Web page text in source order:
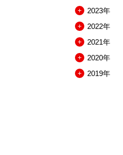
ー
を
開
閉
ー
を
開
閉
メ
ー
を
開
2023年
メ
ー
を
2022年
メ
ー
2021年
メ
2020年
メ
2019年